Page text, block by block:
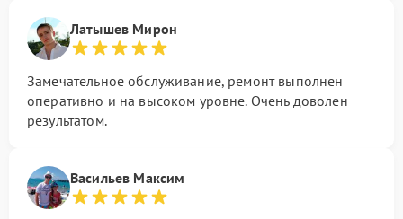
Латышев Мирон
Замечательное обслуживание, ремонт выполнен
оперативно и на высоком уровне. Очень доволен
результатом.
Васильев Максим